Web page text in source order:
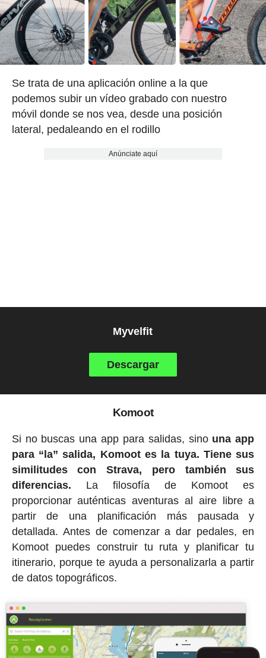
Se trata de una aplicación online a la que
podemos subir un vídeo grabado con nuestro
móvil donde se nos vea, desde una posición
lateral, pedaleando en el rodillo
Anúnciate aquí
Myvelfit
Descargar
Komoot
Si no buscas una app para salidas, sino una app
para “la” salida, Komoot es la tuya. Tiene sus
similitudes con Strava, pero también sus
diferencias. La filosofía de Komoot es
proporcionar auténticas aventuras al aire libre a
partir de una planificación más pausada y
detallada. Antes de comenzar a dar pedales, en
Komoot puedes construir tu ruta y planificar tu
itinerario, porque te ayuda a personalizarla a partir
de datos topográficos.